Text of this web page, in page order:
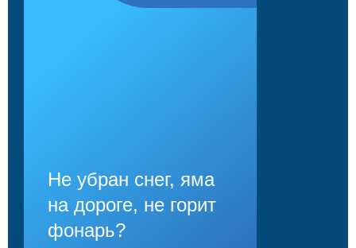
Не убран снег, яма
на дороге, не горит
фонарь?